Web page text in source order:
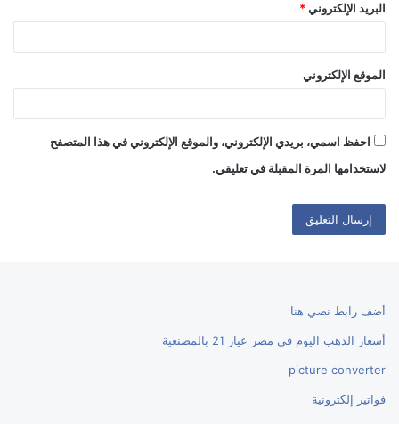
البريد الإلكتروني *
الموقع الإلكتروني
احفظ اسمي، بريدي الإلكتروني، والموقع الإلكتروني في هذا المتصفح
لاستخدامها المرة المقبلة في تعليقي.
أضف رابط نصي هنا
أسعار الذهب اليوم في مصر عيار 21 بالمصنعية
picture converter
فواتير إلكترونية